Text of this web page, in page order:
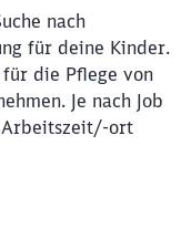
nach
für deine Kinder.
die Pflege von
Je nach Job
Arbeitszeit/-ort